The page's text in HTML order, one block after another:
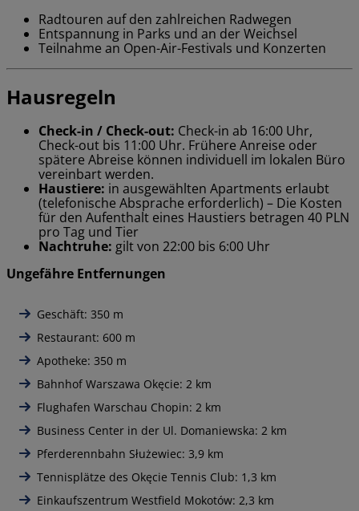
Radtouren auf den zahlreichen Radwegen
Entspannung in Parks und an der Weichsel
Teilnahme an Open-Air-Festivals und Konzerten
Hausregeln
Check-in / Check-out: Check-in ab 16:00 Uhr,
Check-out bis 11:00 Uhr. Frühere Anreise oder
spätere Abreise können individuell im lokalen Büro
vereinbart werden.
Haustiere: in ausgewählten Apartments erlaubt
(telefonische Absprache erforderlich) – Die Kosten
für den Aufenthalt eines Haustiers betragen 40 PLN
pro Tag und Tier
Nachtruhe: gilt von 22:00 bis 6:00 Uhr
Ungefähre Entfernungen
Geschäft: 350 m
Restaurant: 600 m
Apotheke: 350 m
Bahnhof Warszawa Okęcie: 2 km
Flughafen Warschau Chopin: 2 km
Business Center in der Ul. Domaniewska: 2 km
Pferderennbahn Służewiec: 3,9 km
Tennisplätze des Okęcie Tennis Club: 1,3 km
Einkaufszentrum Westfield Mokotów: 2,3 km